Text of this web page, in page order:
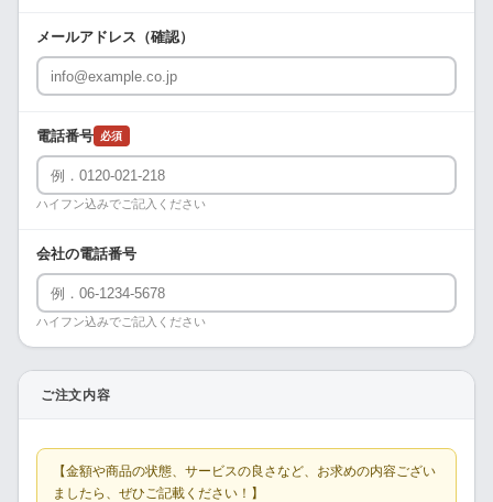
メールアドレス（確認）
電話番号 必須
ハイフン込みでご記入ください
会社の電話番号
ハイフン込みでご記入ください
ご注文内容
【金額や商品の状態、サービスの良さなど、お求めの内容ござい
ましたら、ぜひご記載ください！】